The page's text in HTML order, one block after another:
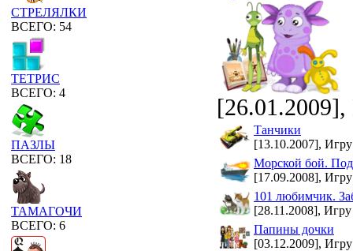
СТРЕЛЯЛКИ
ВСЕГО: 54
ТЕТРИС
ВСЕГО: 4
ПАЗЛЫ
ВСЕГО: 18
ТАМАГОЧИ
ВСЕГО: 6
[26.01.2009],
Танчики
[13.10.2007],
Морской бой.
[17.09.2008],
101 любимчик.
[28.11.2008],
Папины дочки
[03.12.2009],